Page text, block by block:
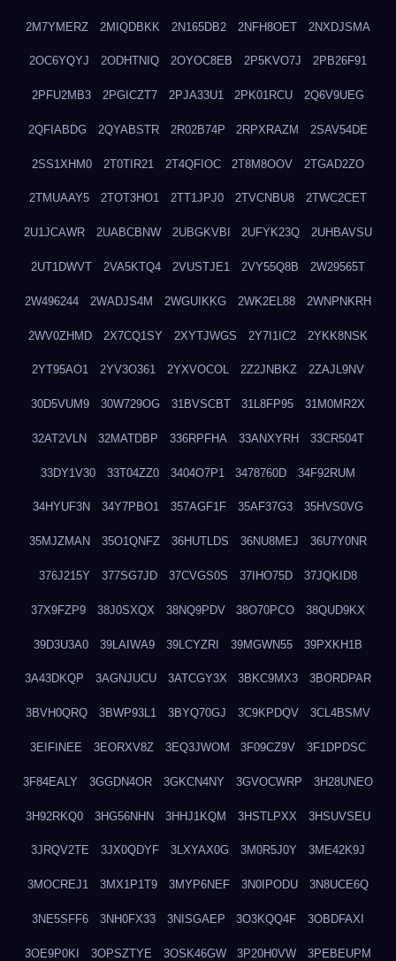
2M7YMERZ 2MIQDBKK 2N165DB2 2NFH8OET 2NXDJSMA
2OC6YQYJ 2ODHTNIQ 2OYOC8EB 2P5KVO7J 2PB26F91
2PFU2MB3 2PGICZT7 2PJA33U1 2PK01RCU 2Q6V9UEG
2QFIABDG 2QYABSTR 2R02B74P 2RPXRAZM 2SAV54DE
2SS1XHM0 2T0TIR21 2T4QFIOC 2T8M8OOV 2TGAD2ZO
2TMUAAY5 2TOT3HO1 2TT1JPJ0 2TVCNBU8 2TWC2CET
2U1JCAWR 2UABCBNW 2UBGKVBI 2UFYK23Q 2UHBAVSU
2UT1DWVT 2VA5KTQ4 2VUSTJE1 2VY55Q8B 2W29565T
2W496244 2WADJS4M 2WGUIKKG 2WK2EL88 2WNPNKRH
2WV0ZHMD 2X7CQ1SY 2XYTJWGS 2Y7I1IC2 2YKK8NSK
2YT95AO1 2YV3O361 2YXVOCOL 2Z2JNBKZ 2ZAJL9NV
30D5VUM9 30W729OG 31BVSCBT 31L8FP95 31M0MR2X
32AT2VLN 32MATDBP 336RPFHA 33ANXYRH 33CR504T
33DY1V30 33T04ZZ0 3404O7P1 3478760D 34F92RUM
34HYUF3N 34Y7PBO1 357AGF1F 35AF37G3 35HVS0VG
35MJZMAN 35O1QNFZ 36HUTLDS 36NU8MEJ 36U7Y0NR
376J215Y 377SG7JD 37CVGS0S 37IHO75D 37JQKID8
37X9FZP9 38J0SXQX 38NQ9PDV 38O70PCO 38QUD9KX
39D3U3A0 39LAIWA9 39LCYZRI 39MGWN55 39PXKH1B
3A43DKQP 3AGNJUCU 3ATCGY3X 3BKC9MX3 3BORDPAR
3BVH0QRQ 3BWP93L1 3BYQ70GJ 3C9KPDQV 3CL4BSMV
3EIFINEE 3EORXV8Z 3EQ3JWOM 3F09CZ9V 3F1DPDSC
3F84EALY 3GGDN4OR 3GKCN4NY 3GVOCWRP 3H28UNEO
3H92RKQ0 3HG56NHN 3HHJ1KQM 3HSTLPXX 3HSUVSEU
3JRQV2TE 3JX0QDYF 3LXYAX0G 3M0R5J0Y 3ME42K9J
3MOCREJ1 3MX1P1T9 3MYP6NEF 3N0IPODU 3N8UCE6Q
3NE5SFF6 3NH0FX33 3NISGAEP 3O3KQQ4F 3OBDFAXI
3OE9P0KI 3OPSZTYE 3OSK46GW 3P20H0VW 3PEBEUPM